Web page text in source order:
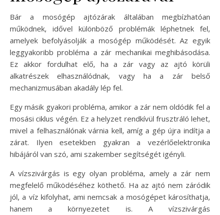
Bár a mosógép ajtózárak általában megbízhatóan
működnek, idővel különböző problémák léphetnek fel,
amelyek befolyásolják a mosógép működését. Az egyik
leggyakoribb probléma a zár mechanikai meghibásodása.
Ez akkor fordulhat elő, ha a zár vagy az ajtó körüli
alkatrészek elhasználódnak, vagy ha a zár belső
mechanizmusában akadály lép fel.
Egy másik gyakori probléma, amikor a zár nem oldódik fel a
mosási ciklus végén. Ez a helyzet rendkívül frusztráló lehet,
mivel a felhasználónak várnia kell, amíg a gép újra indítja a
zárat. Ilyen esetekben gyakran a vezérlőelektronika
hibájáról van szó, ami szakember segítségét igényli.
A vízszivárgás is egy olyan probléma, amely a zár nem
megfelelő működéséhez köthető. Ha az ajtó nem záródik
jól, a víz kifolyhat, ami nemcsak a mosógépet károsíthatja,
hanem a környezetet is. A vízszivárgás